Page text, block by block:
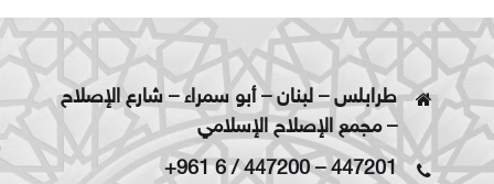
طرابلس – لبنان – أبو سمراء – شارع الإصلاح
– مجمع الإصلاح الإسلامي
+961 6 / 447200–447201